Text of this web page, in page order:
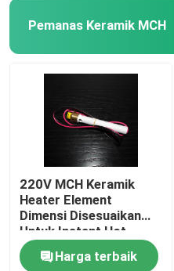
Pemanas Keramik MCH
220V MCH Keramik
Heater Element
Dimensi Disesuaikan
Untuk Instant Hot
Water Heater
Harga terbaik